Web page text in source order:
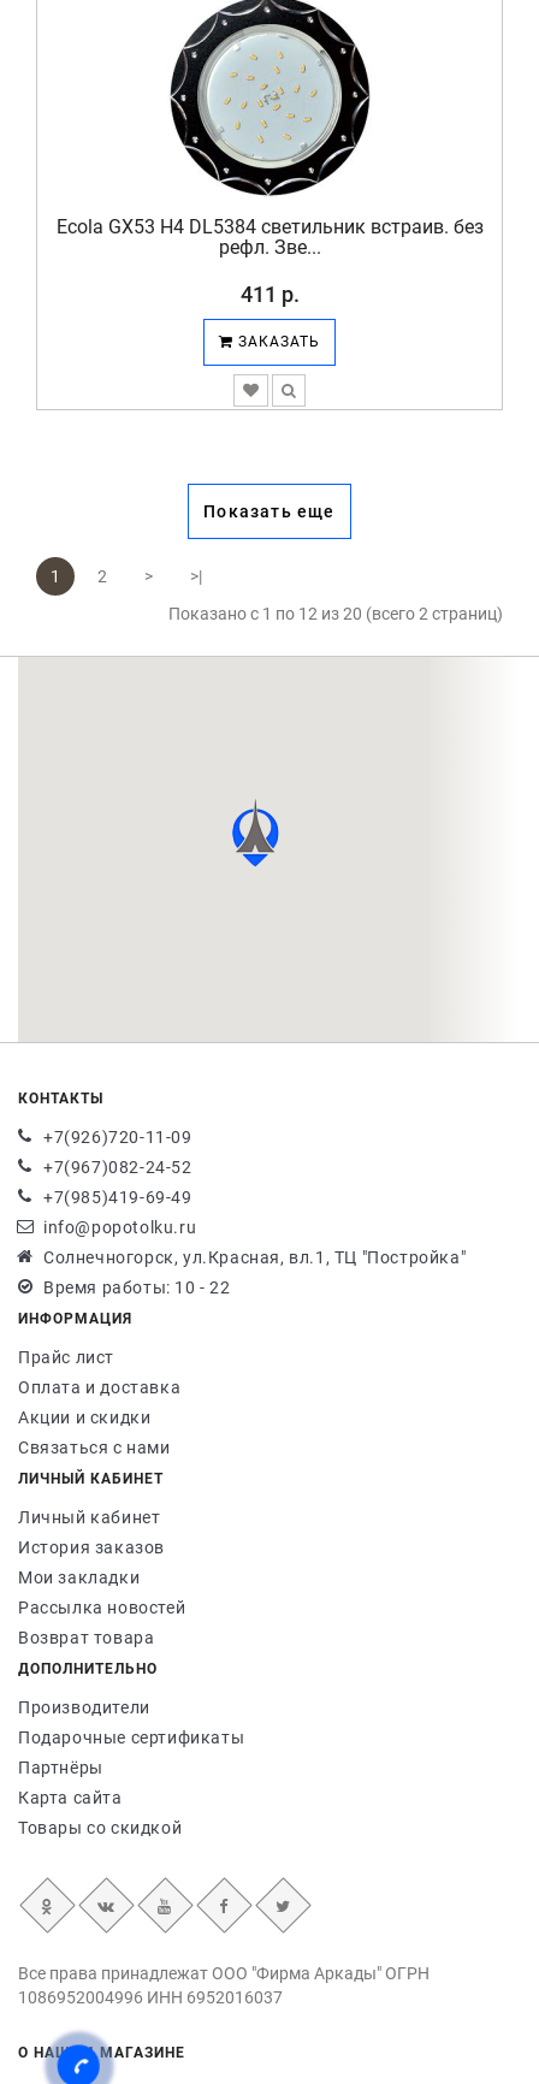
Ecola GX53 H4 DL5384 светильник встраив. без
рефл. Зве...
411 р.
ЗАКАЗАТЬ
Показать еще
1 2 >
>|
Показано с 1 по 12 из 20 (всего 2 страниц)
КОНТАКТЫ
+7(926)720-11-09
+7(967)082-24-52
+7(985)419-69-49
info@popotolku.ru
Солнечногорск, ул.Красная, вл.1, ТЦ "Постройка"
Время работы: 10 - 22
ИНФОРМАЦИЯ
Прайс лист
Оплата и доставка
Акции и скидки
Связаться с нами
ЛИЧНЫЙ КАБИНЕТ
Личный кабинет
История заказов
Мои закладки
Рассылка новостей
Возврат товара
ДОПОЛНИТЕЛЬНО
Производители
Подарочные сертификаты
Партнёры
Карта сайта
Товары со скидкой
Все права принадлежат ООО "Фирма Аркады" ОГРН
1086952004996 ИНН 6952016037
О НАШЕМ МАГАЗИНЕ